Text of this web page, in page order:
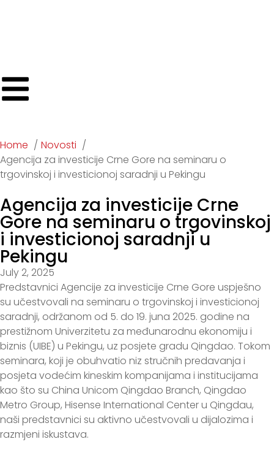
Home
Novosti
Agencija za investicije Crne Gore na seminaru o
trgovinskoj i investicionoj saradnji u Pekingu
Agencija za investicije Crne
Gore na seminaru o trgovinskoj
i investicionoj saradnji u
Pekingu
July 2, 2025
Predstavnici Agencije za investicije Crne Gore uspješno
su učestvovali na seminaru o trgovinskoj i investicionoj
saradnji, održanom od 5. do 19. juna 2025. godine na
prestižnom Univerzitetu za međunarodnu ekonomiju i
biznis (UIBE) u Pekingu, uz posjete gradu Qingdao. Tokom
seminara, koji je obuhvatio niz stručnih predavanja i
posjeta vodećim kineskim kompanijama i institucijama
kao što su China Unicom Qingdao Branch, Qingdao
Metro Group, Hisense International Center u Qingdau,
naši predstavnici su aktivno učestvovali u dijalozima i
razmjeni iskustava.